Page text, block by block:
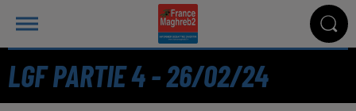
LGF PARTIE 4 - 26/02/24